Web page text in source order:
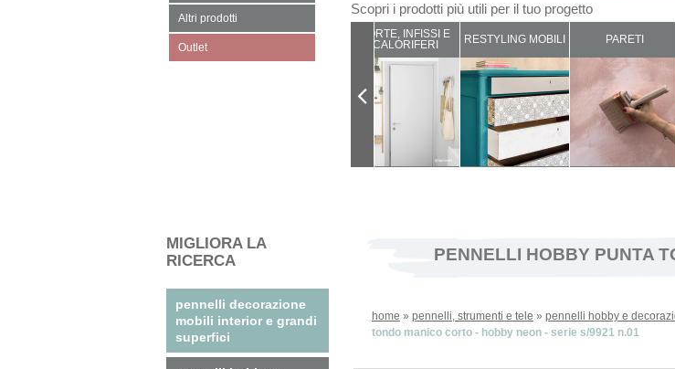
Altri prodotti
Outlet
Scopri i prodotti più utili per il tuo progetto
PORTE, INFISSI E
CALORIFERI
RESTYLING MOBILI PARETI
MIGLIORA LA
RICERCA
pennelli decorazione
mobili interior e grandi
superfici
PENNELLI HOBBY PUNTA
home » pennelli, strumenti e tele » pennelli hobby e
tondo manico corto - hobby neon - serie s/9921 n.01